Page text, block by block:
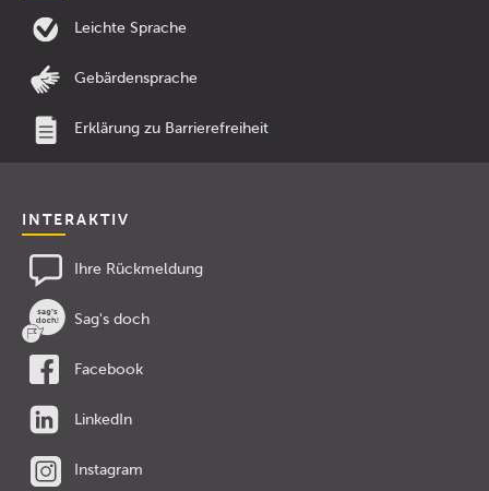
Leichte Sprache
Gebärdensprache
Erklärung zu Barrierefreiheit
INTERAKTIV
Ihre Rückmeldung
Sag's doch
Facebook
LinkedIn
Instagram